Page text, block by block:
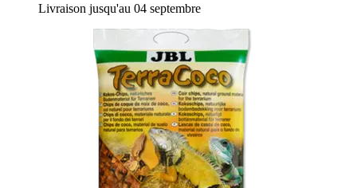
Livraison jusqu'au 04 septembre